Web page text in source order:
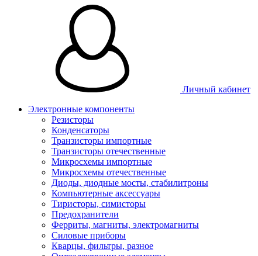
Личный кабинет
Электронные компоненты
Резисторы
Конденсаторы
Транзисторы импортные
Транзисторы отечественные
Микросхемы импортные
Микросхемы отечественные
Диоды, диодные мосты, стабилитроны
Компьютерные аксессуары
Тиристоры, симисторы
Предохранители
Ферриты, магниты, электромагниты
Силовые приборы
Кварцы, фильтры, разное